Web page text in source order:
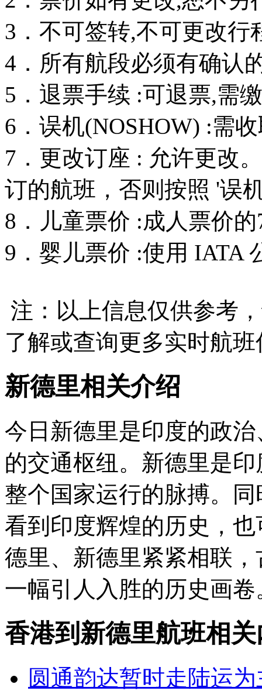
3．不可签转,不可更改行
4．所有航段必须有确认
5．退票手续 :可退票,需
6．误机(NOSHOW) :需
7．更改订座 : 允许更改
订的航班，否则按照 '误
8．儿童票价 :成人票价的
9．婴儿票价 :使用 IATA
注：以上信息仅供参考
了解或查询更多实时航
新德里相关介绍
今日新德里是印度的政
的交通枢纽。新德里是
整个国家运行的脉搏。
看到印度辉煌的历史，
德里、新德里紧紧相联
一幅引人入胜的历史画卷
香港到新德里航班相
圆通韵达暂时走陆运为